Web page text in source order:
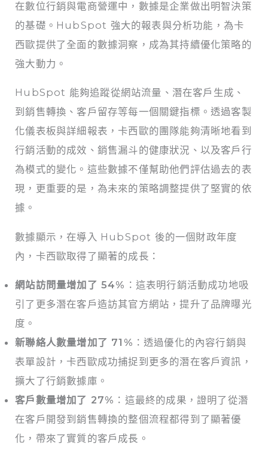
在數位行銷與電商營運中，數據是企業做出明智決策
的基礎。HubSpot 強大的報表與分析功能，為卡
西歐提供了全面的數據洞察，成為其持續優化策略的
強大動力。
HubSpot 能夠追蹤從網站流量、潛在客戶生成、
到銷售轉換、客戶留存等每一個關鍵指標。透過客製
化儀表板與詳細報表，卡西歐的團隊能夠清晰地看到
行銷活動的成效、銷售漏斗的健康狀況、以及客戶行
為模式的變化。這些數據不僅幫助他們評估過去的表
現，更重要的是，為未來的策略調整提供了堅實的依
據。
數據顯示，在導入 HubSpot 後的一個財政年度
內，卡西歐取得了顯著的成長：
網站訪問量增加了 54% ：這表明行銷活動成功地吸
引了更多潛在客戶造訪其官方網站，提升了品牌曝光
度。
新聯絡人數量增加了 71% ：透過優化的內容行銷與
表單設計，卡西歐成功捕捉到更多的潛在客戶資訊，
擴大了行銷數據庫。
客戶數量增加了 27% ：這最終的成果，證明了從潛
在客戶開發到銷售轉換的整個流程都得到了顯著優
化，帶來了實質的客戶成長。